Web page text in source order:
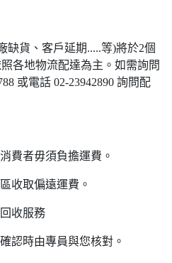
缺貨、客戶延期.....等)將於2個
各地物流配達為主。如需詢問
或電話 02-23942890 詢問配
費者毋須負擔運費。
收取偏遠運費。
收服務
認時由專員與您核對。